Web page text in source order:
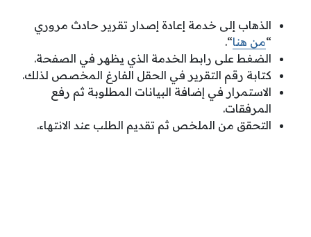
الذهاب إلى خدمة إعادة إصدار تقرير حادث مروري
“من هنا“.
الضغط على رابط الخدمة الذي يظهر في الصفحة.
كتابة رقم التقرير في الحقل الفارغ المخصص لذلك.
الاستمرار في إضافة البيانات المطلوبة ثم رفع
المرفقات.
التحقق من الملخص ثم تقديم الطلب عند الانتهاء.